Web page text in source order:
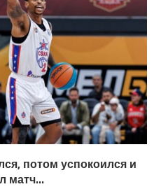
потом успокоился и
матч...